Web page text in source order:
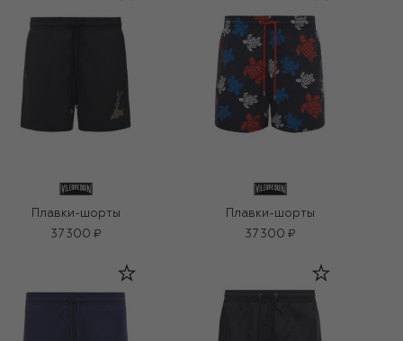
Плавки-шорты
37 300 ₽
Плавки-шорты
37 300 ₽